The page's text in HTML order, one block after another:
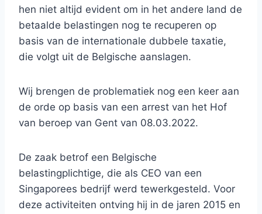
hen niet altijd evident om in het andere land de
betaalde belastingen nog te recuperen op
basis van de internationale dubbele taxatie,
die volgt uit de Belgische aanslagen.
Wij brengen de problematiek nog een keer aan
de orde op basis van een arrest van het Hof
van beroep van Gent van 08.03.2022.
De zaak betrof een Belgische
belastingplichtige, die als CEO van een
Singaporees bedrijf werd tewerkgesteld. Voor
deze activiteiten ontving hij in de jaren 2015 en